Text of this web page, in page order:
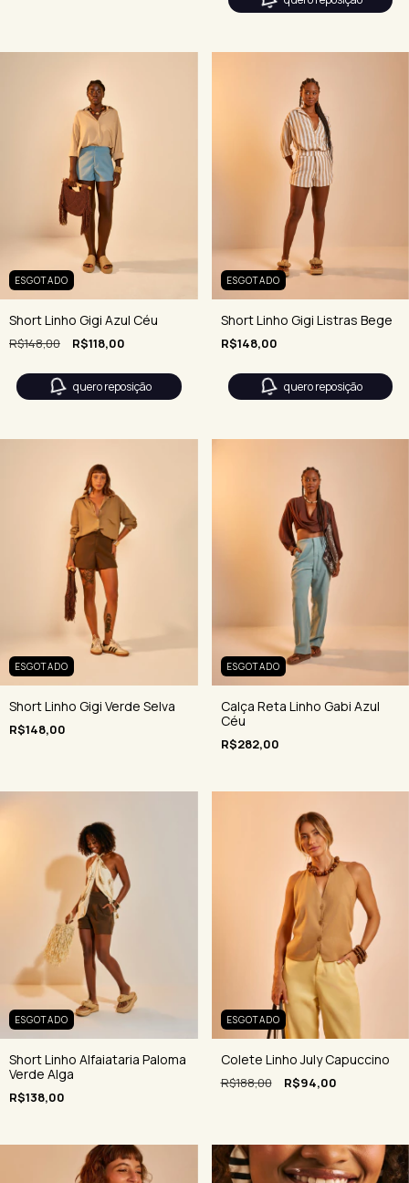
ESGOTADO
Short Linho Gigi Azul Céu
R$148,00 R$118,00
quero reposição
ESGOTADO
Short Linho Gigi Listras Bege
R$148,00
quero reposição
ESGOTADO
Short Linho Gigi Verde Selva
R$148,00
ESGOTADO
Calça Reta Linho Gabi Azul
Céu
R$282,00
ESGOTADO
Short Linho Alfaiataria Paloma
Verde Alga
R$138,00
ESGOTADO
Colete Linho July Capuccino
R$188,00 R$94,00